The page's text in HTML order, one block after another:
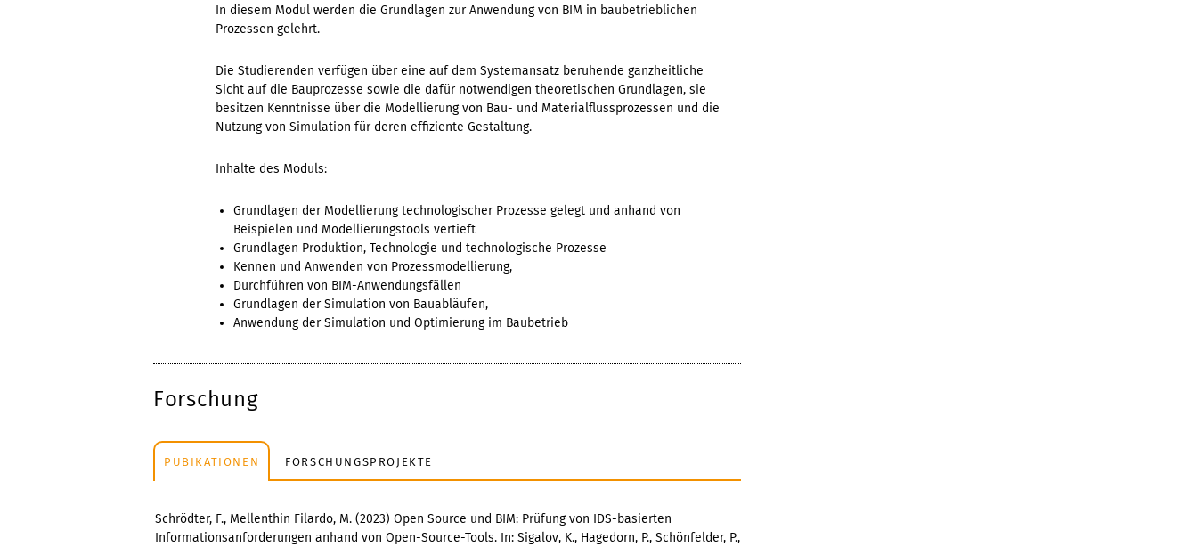
In diesem Modul werden die Grundlagen zur Anwendung von BIM in baubetrieblichen
Prozessen gelehrt.
Die Studierenden verfügen über eine auf dem Systemansatz beruhende ganzheitliche
Sicht auf die Bauprozesse sowie die dafür notwendigen theoretischen Grundlagen, sie
besitzen Kenntnisse über die Modellierung von Bau- und Materialflussprozessen und die
Nutzung von Simulation für deren effiziente Gestaltung.
Inhalte des Moduls:
Grundlagen der Modellierung technologischer Prozesse gelegt und anhand von
Beispielen und Modellierungstools vertieft
Grundlagen Produktion, Technologie und technologische Prozesse
Kennen und Anwenden von Prozessmodellierung,
Durchführen von BIM-Anwendungsfällen
Grundlagen der Simulation von Bauabläufen,
Anwendung der Simulation und Optimierung im Baubetrieb
Forschung
PUBIKATIONEN FORSCHUNGSPROJEKTE
Schrödter, F., Mellenthin Filardo, M. (2023) Open Source und BIM: Prüfung von IDS-basierten
Informationsanforderungen anhand von Open-Source-Tools. In: Sigalov, K., Hagedorn, P., Schönfelder, P.,